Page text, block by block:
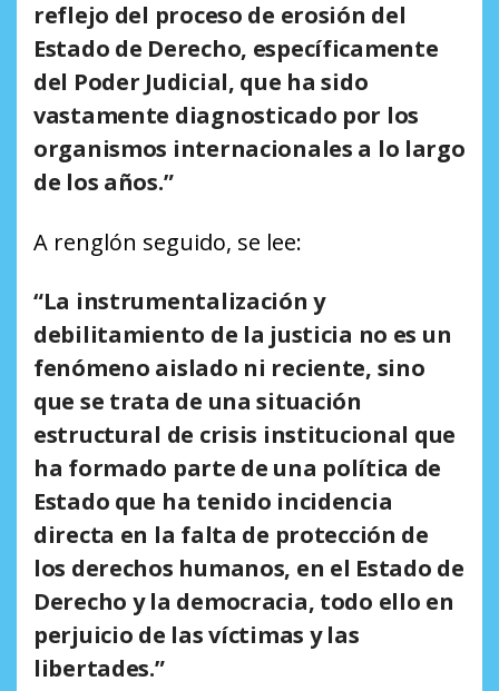
reflejo del proceso de erosión del
Estado de Derecho, específicamente
del Poder Judicial, que ha sido
vastamente diagnosticado por los
organismos internacionales a lo largo
de los años.”
A renglón seguido, se lee:
“La instrumentalización y
debilitamiento de la justicia no es un
fenómeno aislado ni reciente, sino
que se trata de una situación
estructural de crisis institucional que
ha formado parte de una política de
Estado que ha tenido incidencia
directa en la falta de protección de
los derechos humanos, en el Estado de
Derecho y la democracia, todo ello en
perjuicio de las víctimas y las
libertades.”